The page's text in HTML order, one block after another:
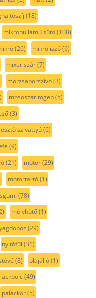
(18)
mikrohullámú sütő(108)
(26) mikró izzó(6)
mixer szár(7)
morzsaporszívó(3)
mososzaritogep(5)
(3)
szivattyú(6)
(9)
(21) motor(29)
motortartó(1)
(78)
mélyhűtő(1)
(29)
nyitófül (31)
(8) olajálló(1)
(49)
palackőr(5)